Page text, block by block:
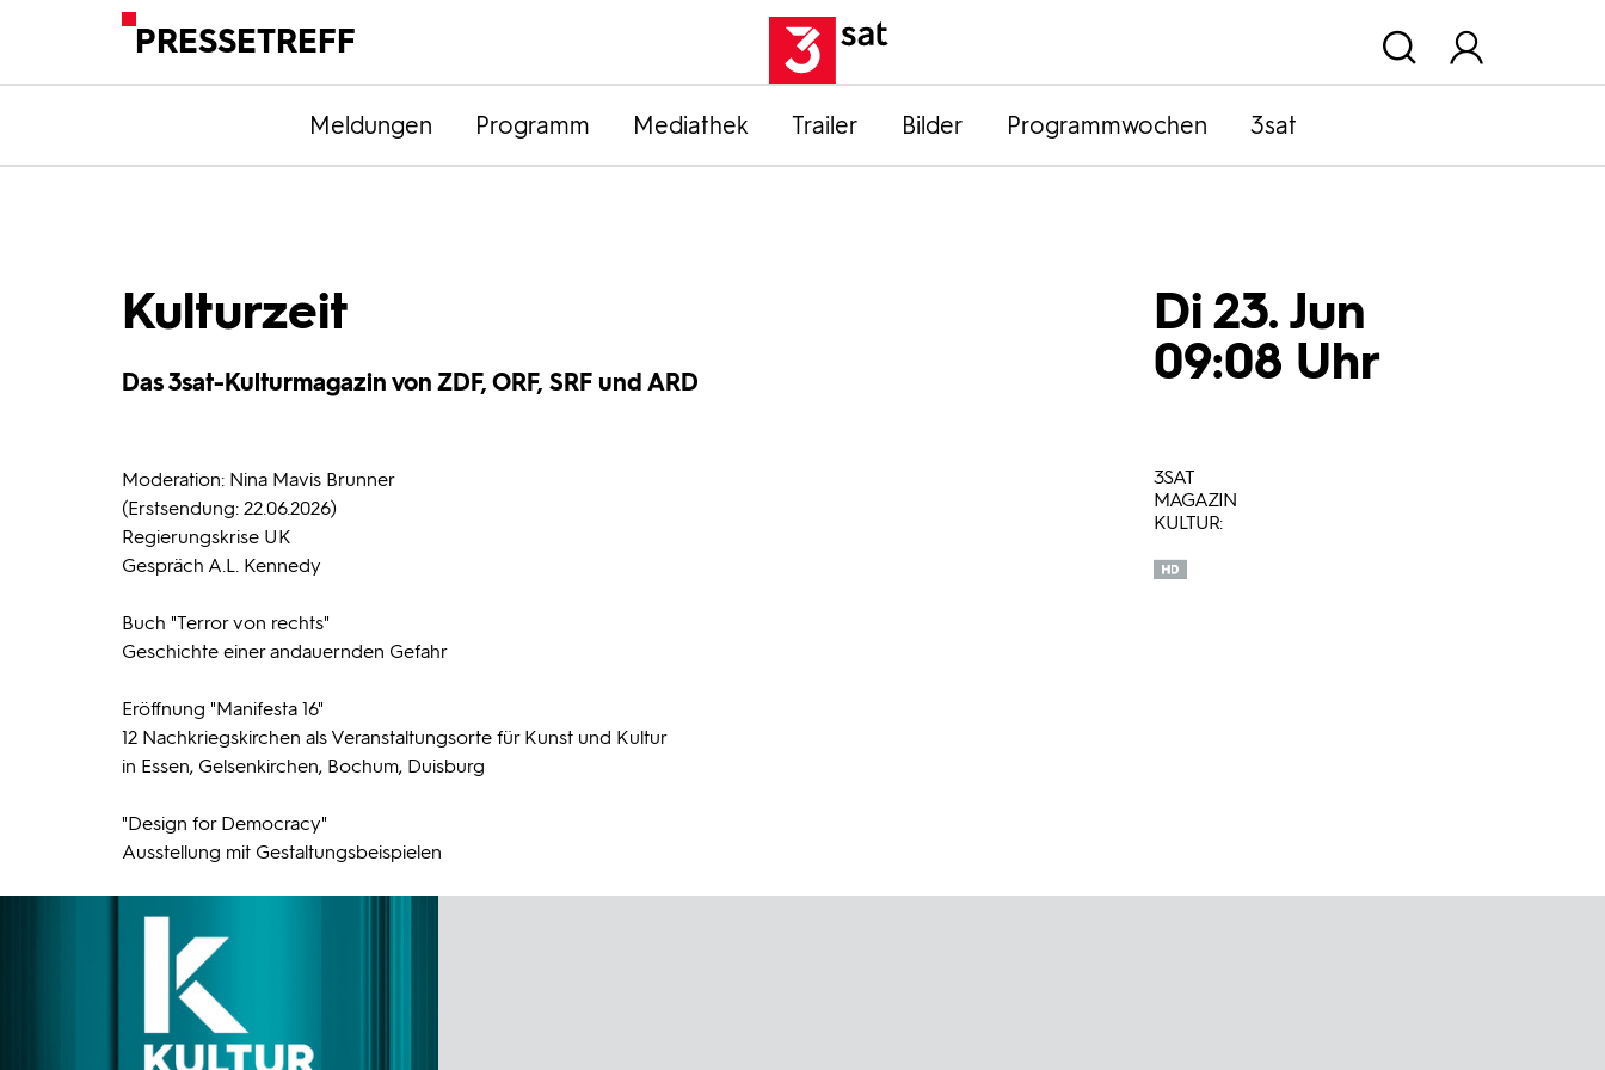
PRESSETREFF
Meldungen Programm Mediathek Trailer Bilder Programmwochen 3sat
Kulturzeit
Das 3sat-Kulturmagazin von ZDF, ORF, SRF und ARD
Di 23. Jun
09:08 Uhr
Moderation: Nina Mavis Brunner
(Erstsendung: 22.06.2026)
Regierungskrise UK
Gespräch A.L. Kennedy
Buch "Terror von rechts"
Geschichte einer andauernden Gefahr
Eröffnung "Manifesta 16"
12 Nachkriegskirchen als Veranstaltungsorte für Kunst und Kultur
in Essen, Gelsenkirchen, Bochum, Duisburg
"Design for Democracy"
Ausstellung mit Gestaltungsbeispielen
3SAT
MAGAZIN
KULTUR: